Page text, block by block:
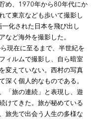
め、1970年から80年代にか
て東京なども歩いて撮影し
化された日本を飛び出し
など海外を撮影した。
現在に至るまで、半世紀を
ィルムで撮影し、自ら暗室
変えていない。西村の写真
深く個人的なものである。
「旅の連続」と表現し、遊
けてきた。旅が秘めている
旅先で出会う人生の多様な